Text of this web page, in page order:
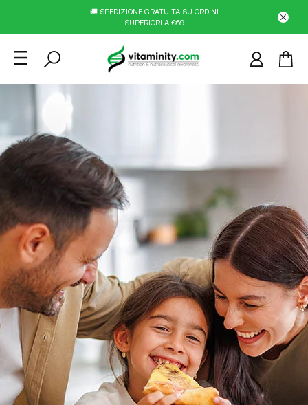
🚚 SPEDIZIONE GRATUITA SU ORDINI
SUPERIORI A €69